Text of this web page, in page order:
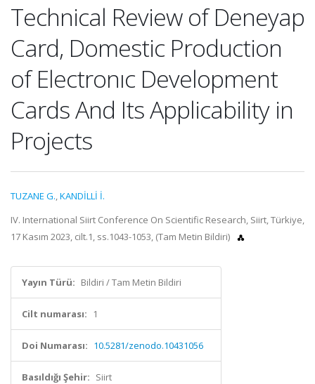
Technical Review of Deneyap
Card, Domestic Production
of Electronıc Development
Cards And Its Applicability in
Projects
TUZANE G.,KANDİLLİ İ.
IV. International Siirt Conference On Scientific Research, Siirt, Türkiye,
17 Kasım 2023, cilt.1, ss.1043-1053, (Tam Metin Bildiri)
Yayın Türü: Bildiri / Tam Metin Bildiri
Cilt numarası: 1
Doi Numarası: 10.5281/zenodo.10431056
Basıldığı Şehir: Siirt